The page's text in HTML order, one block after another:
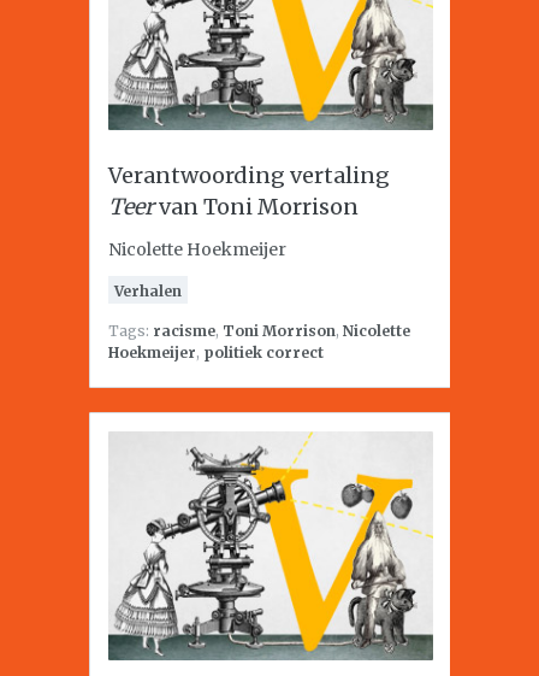
Verantwoording vertaling
Teervan Toni Morrison
Nicolette Hoekmeijer
Verhalen
Tags: racisme, Toni Morrison, Nicolette
Hoekmeijer, politiek correct